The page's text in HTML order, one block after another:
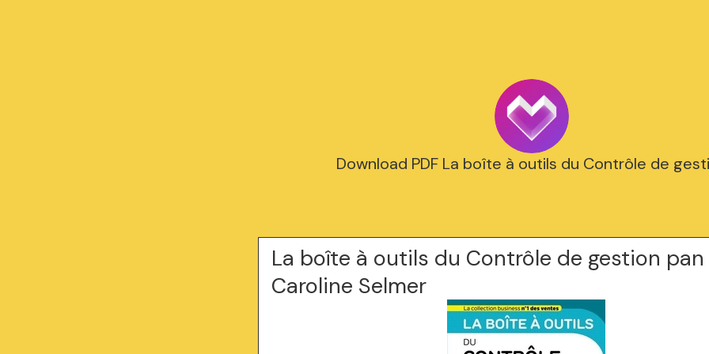
Download PDF La boîte à outils du Contrôle de
La boîte à outils du Contrôle de gestion pan
Caroline Selmer